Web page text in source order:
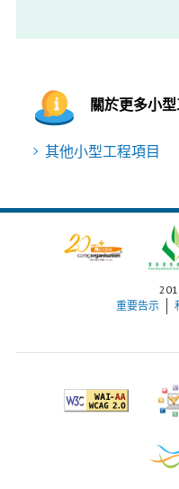
關於更多小
其他小型工程項目
重要告示